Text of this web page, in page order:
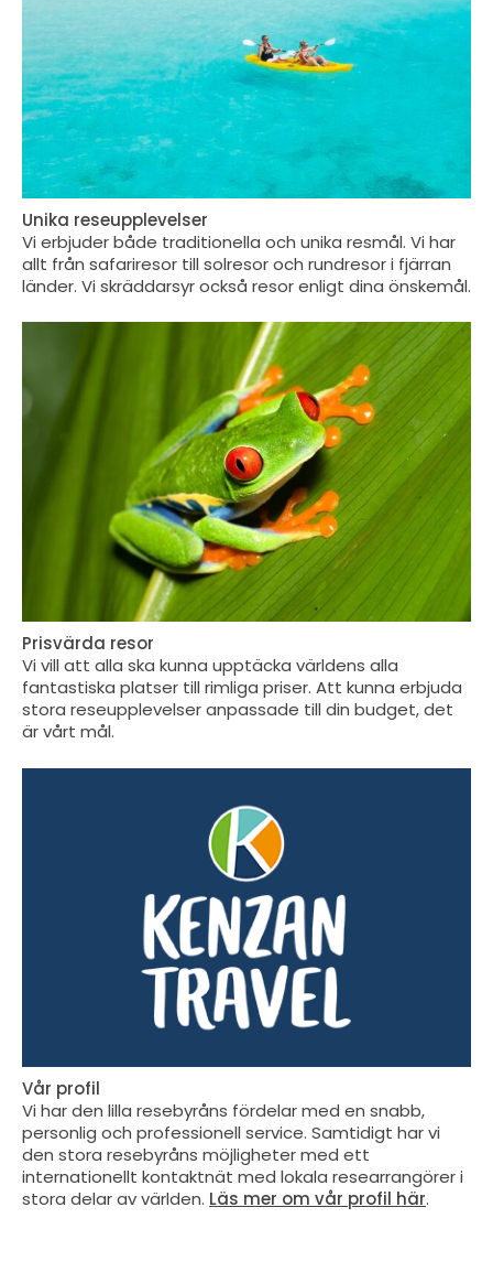
Unika reseupplevelser
Vi erbjuder både traditionella och unika resmål. Vi har
allt från safariresor till solresor och rundresor i fjärran
länder. Vi skräddarsyr också resor enligt dina önskemål.
Prisvärda resor
Vi vill att alla ska kunna upptäcka världens alla
fantastiska platser till rimliga priser. Att kunna erbjuda
stora reseupplevelser anpassade till din budget, det
är vårt mål.
Vår profil
Vi har den lilla resebyråns fördelar med en snabb,
personlig och professionell service. Samtidigt har vi
den stora resebyråns möjligheter med ett
internationellt kontaktnät med lokala researrangörer i
stora delar av världen. Läs mer om vår profil här.